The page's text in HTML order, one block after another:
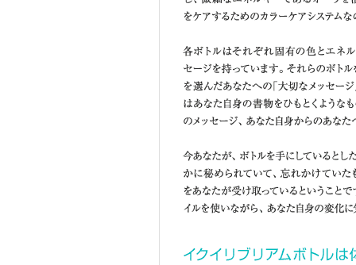
イクイリブリアムボトルは、お
あなたが選んだボトルを体に塗
オーラを活性化し、エネルギー
とを助けてくれます。また、体
得られる理屈抜きの気持ち良さを
ボトルのサイズは？
イクイリブリアムボトルのサイ
■選んだボトルを体に塗って使う
ィック・ボトル（自分のための
■ペンダントは、いつもつながっ